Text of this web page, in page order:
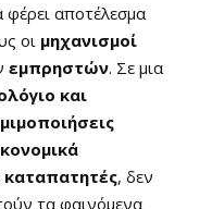
φέρει αποτέλεσμα
οι μηχανισμοί
εμπρηστών. Σε μια
και
καταπατητές, δεν
τα φαινόμενα